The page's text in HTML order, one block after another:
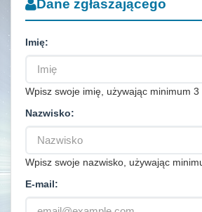
Dane zgłaszającego
Imię:
Wpisz swoje imię, używając minimum 3
Nazwisko:
Wpisz swoje nazwisko, używając
E-mail: